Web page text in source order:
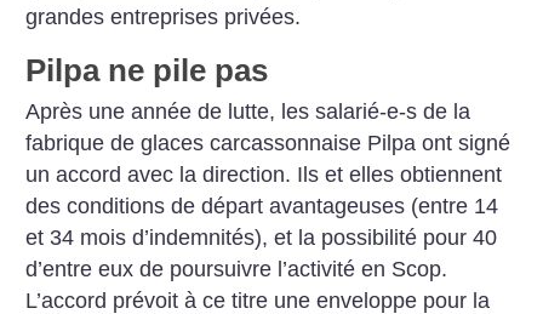
grandes entreprises privées.
Pilpa ne pile pas
Après une année de lutte, les salarié-e-s de la
fabrique de glaces carcassonnaise Pilpa ont signé
un accord avec la direction. Ils et elles obtiennent
des conditions de départ avantageuses (entre 14
et 34 mois d’indemnités), et la possibilité pour 40
d’entre eux de poursuivre l’activité en Scop.
L’accord prévoit à ce titre une enveloppe pour la